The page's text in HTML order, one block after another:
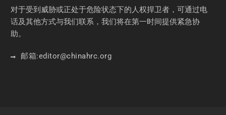
对于受到威胁或正处于危险状态下的人权捍卫者，可通过电
话及其他方式与我们联系，我们将在第一时间提供紧急协
助。
邮箱:editor@chinahrc.org